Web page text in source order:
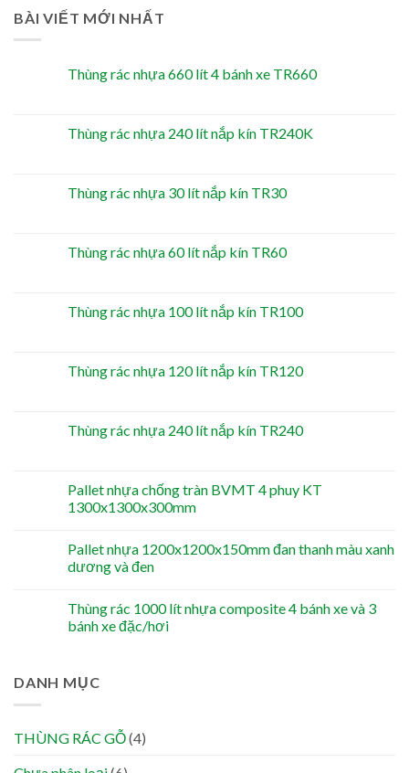
BÀI VIẾT MỚI NHẤT
Thùng rác nhựa 660 lít 4 bánh xe TR660
Thùng rác nhựa 240 lít nắp kín TR240K
Thùng rác nhựa 30 lít nắp kín TR30
Thùng rác nhựa 60 lít nắp kín TR60
Thùng rác nhựa 100 lít nắp kín TR100
Thùng rác nhựa 120 lít nắp kín TR120
Thùng rác nhựa 240 lít nắp kín TR240
Pallet nhựa chống tràn BVMT 4 phuy KT
1300x1300x300mm
Pallet nhựa 1200x1200x150mm đan thanh màu xanh
dương và đen
Thùng rác 1000 lít nhựa composite 4 bánh xe và 3
bánh xe đặc/hơi
DANH MỤC
THÙNG RÁC GỖ(4)